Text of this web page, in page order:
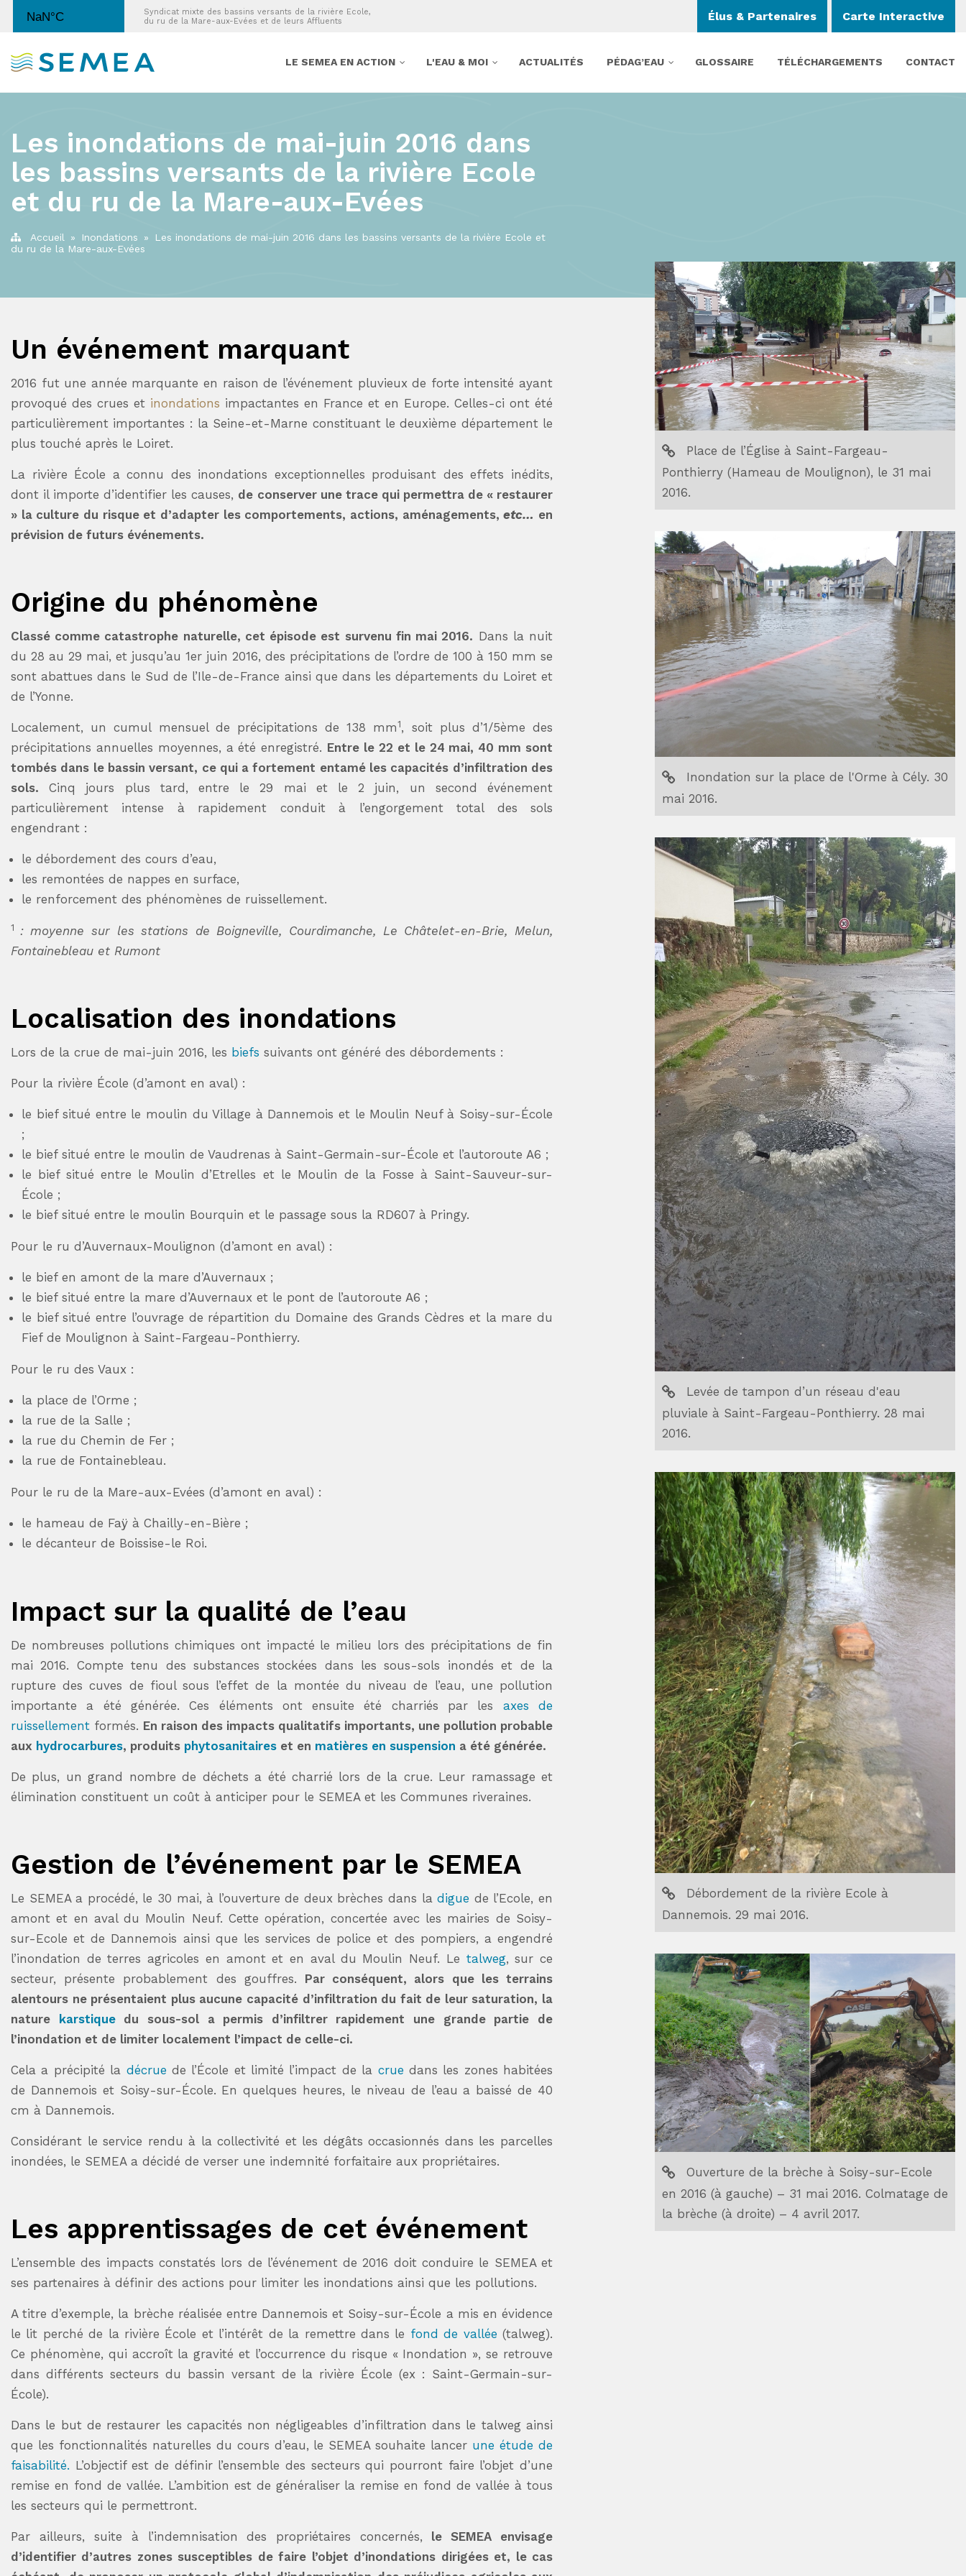
Syndicat mixte des bassins versants de la rivière Ecole,
du ru de la Mare-aux-Evées et de leurs Affluents
Élus & Partenaires Carte Interactive
LE SEMEA EN ACTION L'EAU & MOI ACTUALITÉS PÉDAG’EAU GLOSSAIRE TÉLÉCHARGEMENTS CONTACT
Les inondations de mai-juin 2016 dans
les bassins versants de la rivière Ecole
et du ru de la Mare-aux-Evées
Accueil » Inondations »
Les inondations de mai-juin 2016 dans les bassins versants de la rivière Ecole et
du ru de la Mare-aux-Evées
Un événement marquant
2016 fut une année marquante en raison de l’événement pluvieux de forte intensité ayant
provoqué des crues et inondations impactantes en France et en Europe. Celles-ci ont été
particulièrement importantes : la Seine-et-Marne constituant le deuxième département le
plus touché après le Loiret.
La rivière École a connu des inondations exceptionnelles produisant des effets inédits,
dont il importe d’identifier les causes, de conserver une trace qui permettra de « restaurer
» la culture du risque et d’adapter les comportements, actions, aménagements,etc… en
prévision de futurs événements.
Origine du phénomène
Classé comme catastrophe naturelle, cet épisode est survenu fin mai 2016. Dans la nuit
du 28 au 29 mai, et jusqu’au 1er juin 2016, des précipitations de l’ordre de 100 à 150 mm se
sont abattues dans le Sud de l’Ile-de-France ainsi que dans les départements du Loiret et
de l’Yonne.
Localement, un cumul mensuel de précipitations de 138 mm1, soit plus d’1/5ème des
précipitations annuelles moyennes, a été enregistré. Entre le 22 et le 24 mai, 40 mm sont
tombés dans le bassin versant, ce qui a fortement entamé les capacités d’infiltration des
sols. Cinq jours plus tard, entre le 29 mai et le 2 juin, un second événement
particulièrement intense à rapidement conduit à l’engorgement total des sols
engendrant :
le débordement des cours d’eau,
les remontées de nappes en surface,
le renforcement des phénomènes de ruissellement.
1 : moyenne sur les stations de Boigneville, Courdimanche, Le Châtelet-en-Brie, Melun,
Fontainebleau et Rumont
Localisation des inondations
Lors de la crue de mai-juin 2016, les biefs suivants ont généré des débordements :
Pour la rivière École (d’amont en aval) :
le bief situé entre le moulin du Village à Dannemois et le Moulin Neuf à Soisy-sur-École
;
le bief situé entre le moulin de Vaudrenas à Saint-Germain-sur-École et l’autoroute A6 ;
le bief situé entre le Moulin d’Etrelles et le Moulin de la Fosse à Saint-Sauveur-sur-
École ;
le bief situé entre le moulin Bourquin et le passage sous la RD607 à Pringy.
Pour le ru d’Auvernaux-Moulignon (d’amont en aval) :
le bief en amont de la mare d’Auvernaux ;
le bief situé entre la mare d’Auvernaux et le pont de l’autoroute A6 ;
le bief situé entre l’ouvrage de répartition du Domaine des Grands Cèdres et la mare du
Fief de Moulignon à Saint-Fargeau-Ponthierry.
Pour le ru des Vaux :
la place de l’Orme ;
la rue de la Salle ;
la rue du Chemin de Fer ;
la rue de Fontainebleau.
Pour le ru de la Mare-aux-Evées (d’amont en aval) :
le hameau de Faÿ à Chailly-en-Bière ;
le décanteur de Boissise-le Roi.
Impact sur la qualité de l’eau
De nombreuses pollutions chimiques ont impacté le milieu lors des précipitations de fin
mai 2016. Compte tenu des substances stockées dans les sous-sols inondés et de la
rupture des cuves de fioul sous l’effet de la montée du niveau de l’eau, une pollution
importante a été générée. Ces éléments ont ensuite été charriés par les axes de
ruissellement formés. En raison des impacts qualitatifs importants, une pollution probable
aux hydrocarbures, produits phytosanitaires et en matières en suspension a été générée.
De plus, un grand nombre de déchets a été charrié lors de la crue. Leur ramassage et
élimination constituent un coût à anticiper pour le SEMEA et les Communes riveraines.
Gestion de l’événement par le SEMEA
Le SEMEA a procédé, le 30 mai, à l’ouverture de deux brèches dans ladigue de l’Ecole, en
amont et en aval du Moulin Neuf. Cette opération, concertée avec les mairies de Soisy-
sur-Ecole et de Dannemois ainsi que les services de police et des pompiers, a engendré
l’inondation de terres agricoles en amont et en aval du Moulin Neuf. Le talweg, sur ce
secteur, présente probablement des gouffres. Par conséquent, alors que les terrains
alentours ne présentaient plus aucune capacité d’infiltration du fait de leur saturation, la
nature
karstiquedu sous-sol a permis d’infiltrer rapidement une grande partie de
l’inondation et de limiter localement l’impact de celle-ci.
Cela a précipité la décrue de l’École et limité l’impact de la crue dans les zones habitées
de Dannemois et Soisy-sur-École. En quelques heures, le niveau de l’eau a baissé de 40
cm à Dannemois.
Considérant le service rendu à la collectivité et les dégâts occasionnés dans les parcelles
inondées, le SEMEA a décidé de verser une indemnité forfaitaire aux propriétaires.
Les apprentissages de cet événement
L’ensemble des impacts constatés lors de l’événement de 2016 doit conduire le SEMEA et
ses partenaires à définir des actions pour limiter les inondations ainsi que les pollutions.
A titre d’exemple, la brèche réalisée entre Dannemois et Soisy-sur-École a mis en évidence
le lit perché de la rivière École et l’intérêt de la remettre dans le fond de vallée (talweg).
Ce phénomène, qui accroît la gravité et l’occurrence du risque « Inondation », se retrouve
dans différents secteurs du bassin versant de la rivière École (ex : Saint-Germain-sur-
École).
Dans le but de restaurer les capacités non négligeables d’infiltration dans le talweg ainsi
que les fonctionnalités naturelles du cours d’eau, le SEMEA souhaite lancer une étude de
faisabilité. L’objectif est de définir l’ensemble des secteurs qui pourront faire l’objet d’une
remise en fond de vallée. L’ambition est de généraliser la remise en fond de vallée à tous
les secteurs qui le permettront.
Par ailleurs, suite à l’indemnisation des propriétaires concernés, le SEMEA envisage
d’identifier d’autres zones susceptibles de faire l’objet d’inondations dirigées et, le cas
Place de l’Église à Saint-Fargeau-
Ponthierry (Hameau de Moulignon), le 31 mai
2016.
Inondation sur la place de l'Orme à Cély. 30
mai 2016.
Levée de tampon d’un réseau d'eau
pluviale à Saint-Fargeau-Ponthierry. 28 mai
2016.
Débordement de la rivière Ecole à
Dannemois. 29 mai 2016.
Ouverture de la brèche à Soisy-sur-Ecole
en 2016 (à gauche) – 31 mai 2016. Colmatage de
la brèche (à droite) – 4 avril 2017.